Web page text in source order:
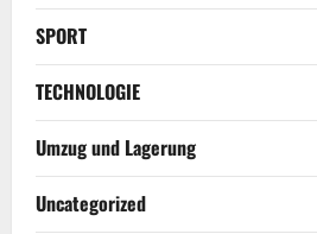
SPORT
TECHNOLOGIE
Umzug und Lagerung
Uncategorized